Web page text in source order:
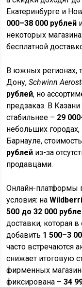
Екатеринбурге и
000–38 000 рублей
некоторых
бесплатной
В южных регионах,
Дону,Schwinn
рублей, но
предзаказ. В
стабильнее – 29
небольших
Барнауле,
рублей из-за
продавцами.
Онлайн-платформы
условия: на
500 до 32 000
доставки, которая
добавить 1 500–3
часто встречаются
снижает итоговую
фирменных
фиксирована –34